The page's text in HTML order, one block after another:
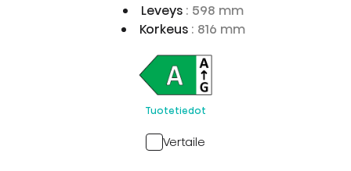
Leveys : 598 mm
Korkeus : 816 mm
Tuotetiedot
Vertaile